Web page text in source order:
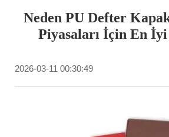
Ürünler
Neden PU Defter
Piyasaları İçin En
2026-03-11 00:30:49